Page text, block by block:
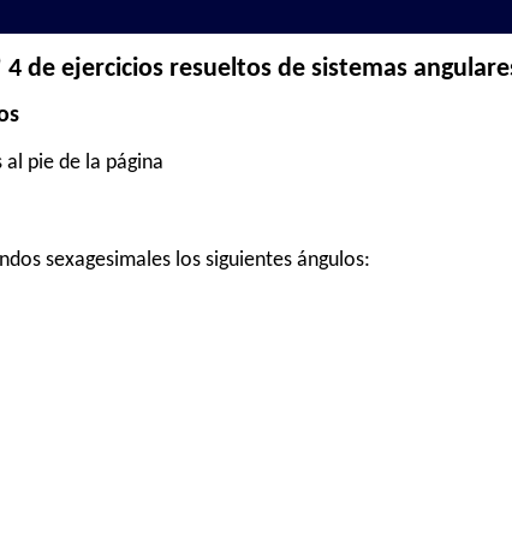
4 de ejercicios resueltos de sistemas
pie de la página
sexagesimales los siguientes ángulos: